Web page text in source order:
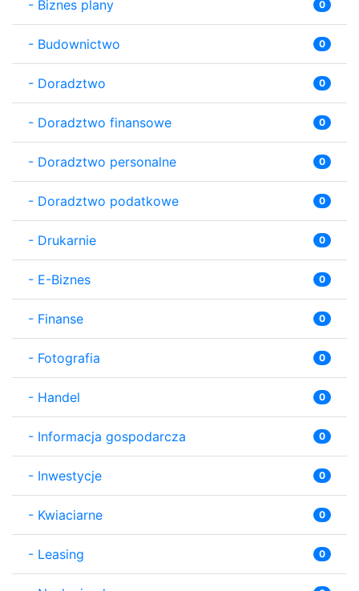
- Biznes plany 0
- Budownictwo 0
- Doradztwo 0
- Doradztwo finansowe 0
- Doradztwo personalne 0
- Doradztwo podatkowe 0
- Drukarnie 0
- E-Biznes 0
- Finanse 0
- Fotografia 0
- Handel 0
- Informacja gospodarcza 0
- Inwestycje 0
- Kwiaciarne 0
- Leasing 0